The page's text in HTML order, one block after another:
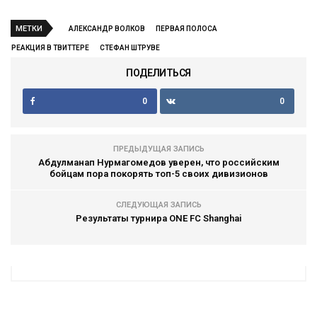
МЕТКИ АЛЕКСАНДР ВОЛКОВ ПЕРВАЯ ПОЛОСА
РЕАКЦИЯ В ТВИТТЕРЕ СТЕФАН ШТРУВЕ
ПОДЕЛИТЬСЯ
0 0
ПРЕДЫДУЩАЯ ЗАПИСЬ
Абдулманап Нурмагомедов уверен, что российским
бойцам пора покорять топ-5 своих дивизионов
СЛЕДУЮЩАЯ ЗАПИСЬ
Результаты турнира ONE FC Shanghai